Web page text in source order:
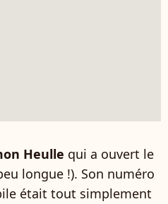
Heulle qui a ouvert le
longue !). Son numéro
était tout simplement